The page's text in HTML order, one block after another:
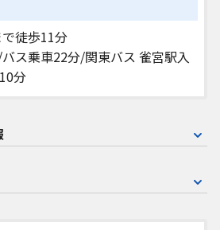
徒歩11分
ス乗車22分/関東バス 雀宮駅入
分